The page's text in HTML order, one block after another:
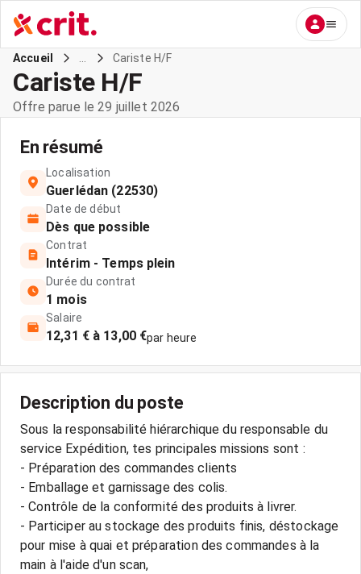
Accueil Cariste H/F
Cariste H/F
Offre parue le 29 juillet 2026
En résumé
Localisation
Guerlédan (22530)
Date de début
Dès que possible
Contrat
Intérim - Temps plein
Durée du contrat
1 mois
Salaire
12,31 € à 13,00 €par heure
Description du poste
Sous la responsabilité hiérarchique du responsable du
service Expédition, tes principales missions sont :
- Préparation des commandes clients
- Emballage et garnissage des colis.
- Contrôle de la conformité des produits à livrer.
- Participer au stockage des produits finis, déstockage
pour mise à quai et préparation des commandes à la
main à l'aide d'un scan,